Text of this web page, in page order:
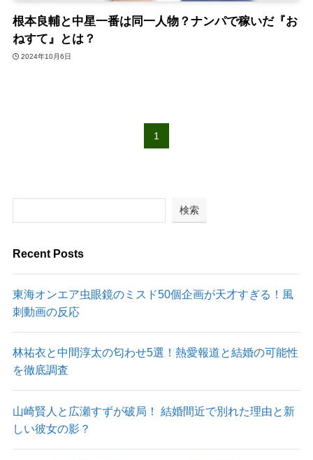
根本良輔と中星一番は同一人物？ナンパで稼いだ『お
ねすて』とは？
2024年10月6日
1
検索
Recent Posts
東海オンエア虫眼鏡のミスド50個企画が天才すぎる！風
刺動画の反応
林祐衣と中間淳太の匂わせ5選！熱愛報道と結婚の可能性
を徹底調査
山崎賢人と広瀬すずが破局！ 結婚間近で別れた理由と新
しい彼女の影？